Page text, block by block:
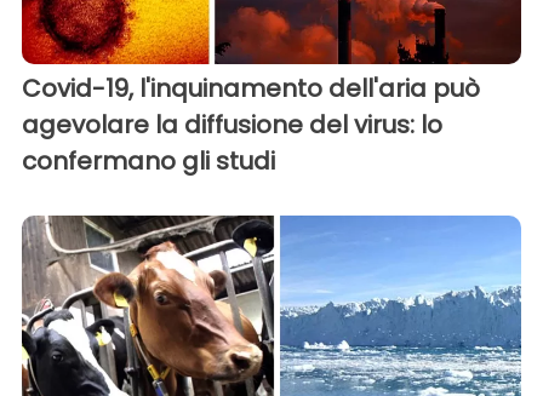
Covid-19, l'inquinamento dell'aria può
agevolare la diffusione del virus: lo
confermano gli studi